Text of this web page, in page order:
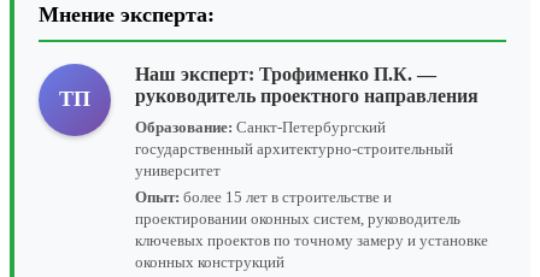
Мнение эксперта:
ТП
Наш эксперт: Трофименко П.К. —
руководитель проектного направления
Образование: Санкт-Петербургский
государственный архитектурно-строительный
университет
Опыт: более 15 лет в строительстве и
проектировании оконных систем, руководитель
ключевых проектов по точному замеру и установке
оконных конструкций